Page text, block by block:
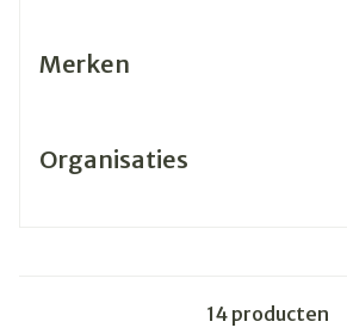
Merken
Organisaties
14producten